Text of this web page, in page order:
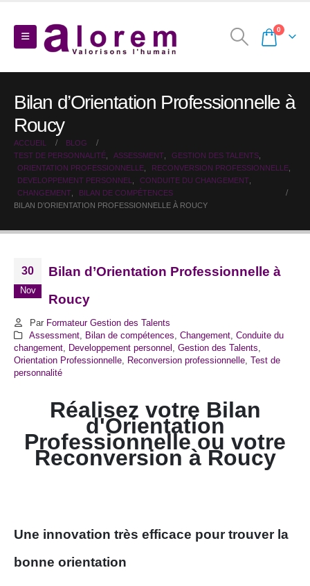
0
Bilan d’Orientation Professionnelle à
Roucy
ACCUEIL
BLOG
TEST DE PERSONNALITÉ
ASSESSMENT GESTION DES TALENTS
ORIENTATION PROFESSIONNELLE
RECONVERSION PROFESSIONNELLE
DEVELOPPEMENT PERSONNEL
CONDUITE DU CHANGEMENT
CHANGEMENT
BILAN DE COMPÉTENCES
BILAN D’ORIENTATION PROFESSIONNELLE À ROUCY
30
Nov
Bilan d’Orientation Professionnelle à
Roucy
Par Formateur Gestion des Talents
Assessment, Bilan de compétences Changement, Conduite du
changement
Developpement personnel Gestion des Talents
Orientation Professionnelle
Reconversion professionnelle Test de
personnalité
Réalisez votre Bilan
d'Orientation
Professionnelle ou votre
Reconversion à Roucy
Une innovation très efficace pour trouver la
bonne orientation